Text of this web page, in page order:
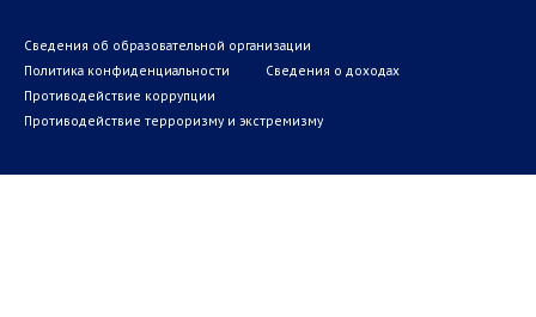
Сведения об образовательной организации
Политика конфиденциальности
Сведения о доходах
Противодействие коррупции
Противодействие терроризму и экстремизму